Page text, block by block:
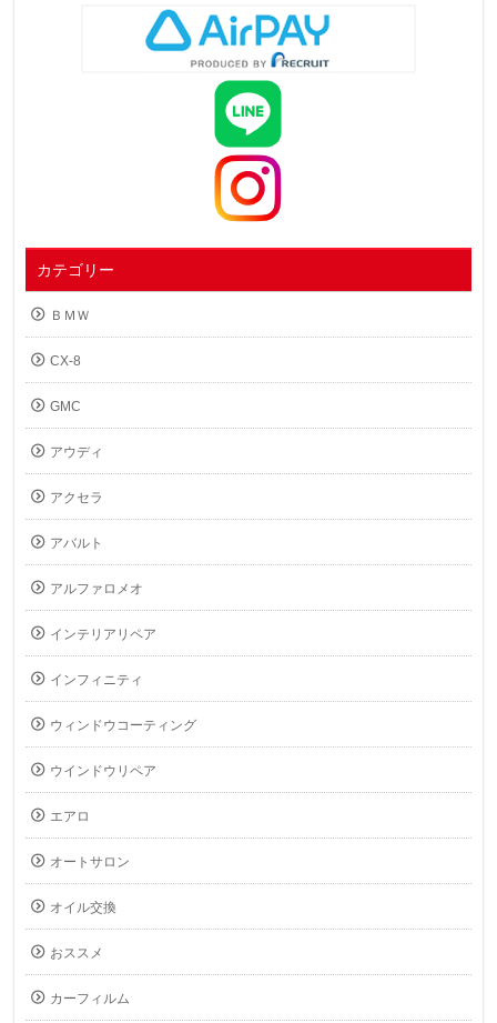
カテゴリー
ＢＭＷ
CX-8
GMC
アウディ
アクセラ
アバルト
アルファロメオ
インテリアリペア
インフィニティ
ウィンドウコーティング
ウインドウリペア
エアロ
オートサロン
オイル交換
おススメ
カーフィルム